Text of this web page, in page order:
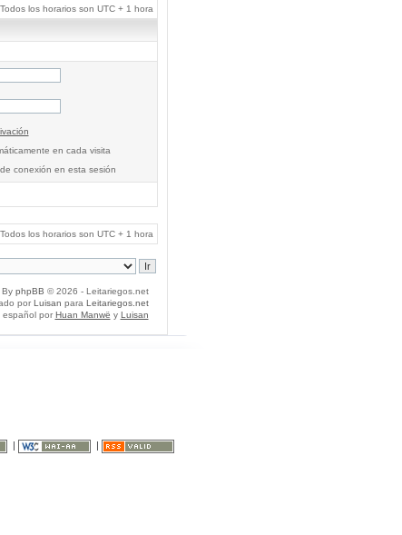
Todos los horarios son UTC + 1 hora
en cada visita
conexión en esta sesión
Todos los horarios son UTC + 1 hora
By phpBB © 2026 - Leitariegos.net
por Luisan para Leitariegos.net
español por Huan Manwë y Luisan